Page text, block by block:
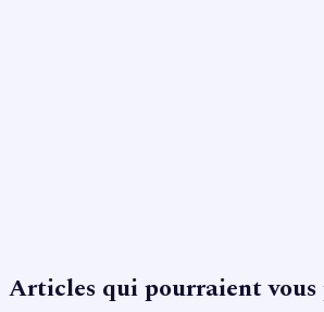
Articles qui pourraient